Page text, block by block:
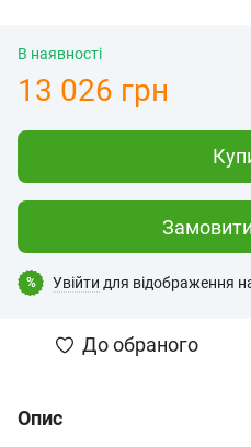
В наявності
13 026 грн
% Увійти для відображення
До обраного
Опис